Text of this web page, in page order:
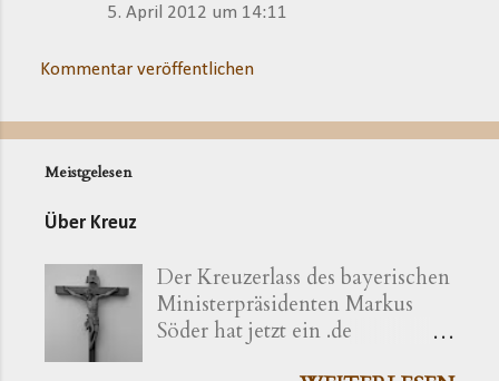
a
r
5. April 2012 um 14:11
Kommentar veröffentlichen
Meistgelesen
Über Kreuz
Der Kreuzerlass des bayerischen
Ministerpräsidenten Markus
Söder hat jetzt ein .de